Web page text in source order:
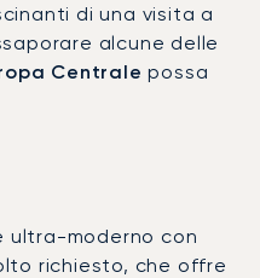
di una visita a
alcune delle
Centrale possa
ultra-moderno con
richiesto, che offre